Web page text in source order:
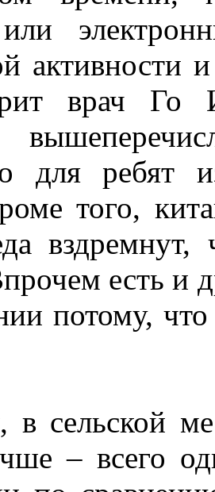
активности
врач Го
для ребят
того,
есть и
потому, что
в сельской
– всего